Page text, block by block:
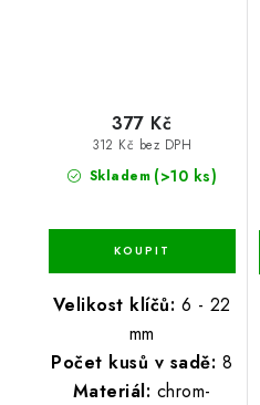
Skladem (>10 ks)
312 Kč bez DPH
377 Kč
Velikost klíčů: 6 - 22
mm
Počet kusů v sadě: 8
Materiál: chrom-